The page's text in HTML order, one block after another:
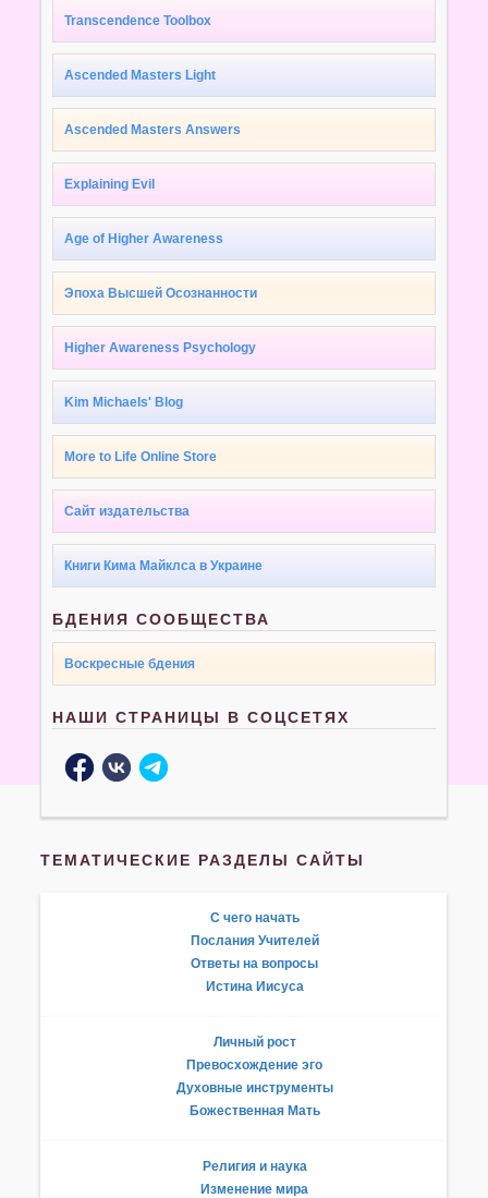
Transcendence Toolbox
Ascended Masters Light
Ascended Masters Answers
Explaining Evil
Age of Higher Awareness
Эпоха Высшей Осознанности
Higher Awareness Psychology
Kim Michaels' Blog
More to Life Online Store
Сайт издательства
Книги Кима Майклса в Украине
БДЕНИЯ СООБЩЕСТВА
Воскресные бдения
НАШИ СТРАНИЦЫ В СОЦСЕТЯХ
ТЕМАТИЧЕСКИЕ РАЗДЕЛЫ САЙТЫ
С чего начать
Послания Учителей
Ответы на вопросы
Истина Иисуса
Личный рост
Превосхождение эго
Духовные инструменты
Божественная Мать
Религия и наука
Изменение мира